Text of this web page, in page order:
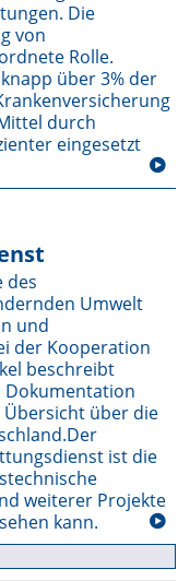
Die
von
Rolle.
über 3% der
durch
eingesetzt
des
Umwelt
und
der Kooperation
beschreibt
Dokumentation
Übersicht über die
ist die
weiterer Projekte
kann.